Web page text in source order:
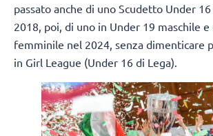
passato anche di uno Scudetto Under
2018, poi, di uno in Under 19 maschile
femminile nel 2024, senza dimenticare
in Girl League (Under 16 di Lega).